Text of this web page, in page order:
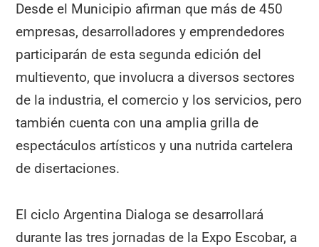
Desde el Municipio afirman que más de 450
empresas, desarrolladores y emprendedores
participarán de esta segunda edición del
multievento, que involucra a diversos sectores
de la industria, el comercio y los servicios, pero
también cuenta con una amplia grilla de
espectáculos artísticos y una nutrida cartelera
de disertaciones.
El ciclo Argentina Dialoga se desarrollará
durante las tres jornadas de la Expo Escobar, a